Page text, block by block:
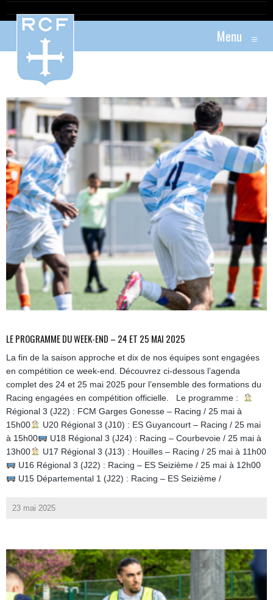
Menu ≡
LE PROGRAMME DU WEEK-END – 24 ET 25 MAI 2025
La fin de la saison approche et dix de nos équipes sont engagées
en compétition ce week-end. Découvrez ci-dessous l’agenda
complet des 24 et 25 mai 2025 pour l’ensemble des formations du
Racing engagées en compétition officielle. Le programme :
Régional 3 (J22) : FCM Garges Gonesse – Racing / 25 mai à
15h00
U20 Régional 3 (J10) : ES Guyancourt – Racing / 25 mai
à 15h00
U18 Régional 3 (J24) : Racing – Courbevoie / 25 mai à
13h00
U17 Régional 3 (J13) : Houilles – Racing / 25 mai à 11h00
U16 Régional 3 (J22) : Racing – ES Seizième / 25 mai à 12h00
U15 Départemental 1 (J22) : Racing – ES Seizième /
23 mai 2025